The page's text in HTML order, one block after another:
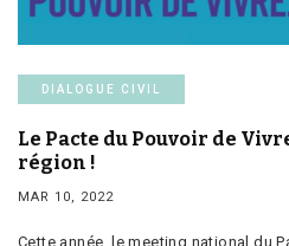
DIALOGUE CIVIL
Le Pacte du Pouvoir de
région !
MAR 10, 2022
Cette année, le meeting national du